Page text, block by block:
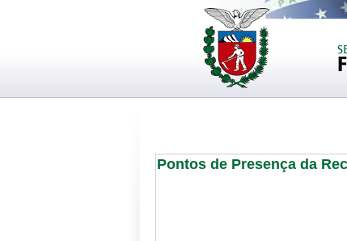
Pontos de Presença da